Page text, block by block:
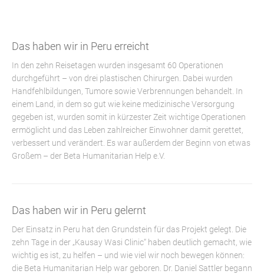
Das haben wir in Peru erreicht
In den zehn Reisetagen wurden insgesamt 60 Operationen
durchgeführt – von drei plastischen Chirurgen. Dabei wurden
Handfehlbildungen, Tumore sowie Verbrennungen behandelt. In
einem Land, in dem so gut wie keine medizinische Versorgung
gegeben ist, wurden somit in kürzester Zeit wichtige Operationen
ermöglicht und das Leben zahlreicher Einwohner damit gerettet,
verbessert und verändert. Es war außerdem der Beginn von etwas
Großem – der Beta Humanitarian Help e.V.
Das haben wir in Peru gelernt
Der Einsatz in Peru hat den Grundstein für das Projekt gelegt. Die
zehn Tage in der „Kausay Wasi Clinic“ haben deutlich gemacht, wie
wichtig es ist, zu helfen – und wie viel wir noch bewegen können:
die Beta Humanitarian Help war geboren. Dr. Daniel Sattler begann